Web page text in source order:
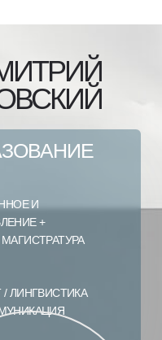
И
+
ЛИНГВИСТИКА